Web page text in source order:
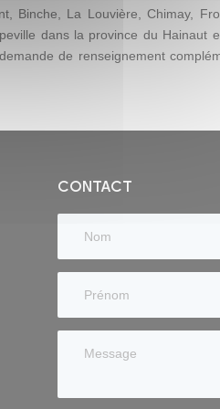
Binche, La Louvière, Chimay,
dans la province du Hainaut
de renseignement
CONTACT